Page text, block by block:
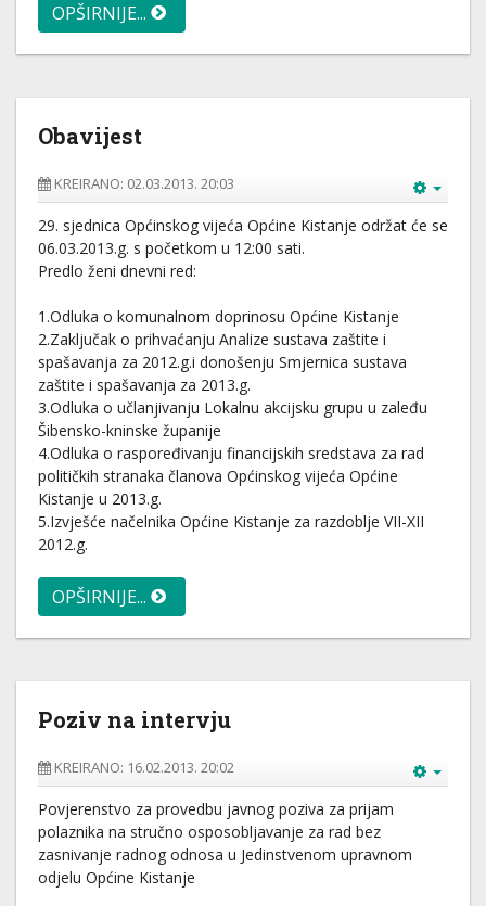
OPŠIRNIJE...
Obavijest
KREIRANO: 02.03.2013. 20:03
29. sjednica Općinskog vijeća Općine Kistanje održat će se
06.03.2013.g. s početkom u 12:00 sati.
Predlo ženi dnevni red:
1.Odluka o komunalnom doprinosu Općine Kistanje
2.Zaključak o prihvaćanju Analize sustava zaštite i
spašavanja za 2012.g.i donošenju Smjernica sustava
zaštite i spašavanja za 2013.g.
3.Odluka o učlanjivanju Lokalnu akcijsku grupu u zaleđu
Šibensko-kninske županije
4.Odluka o raspoređivanju financijskih sredstava za rad
političkih stranaka članova Općinskog vijeća Općine
Kistanje u 2013.g.
5.Izvješće načelnika Općine Kistanje za razdoblje VII-XII
2012.g.
OPŠIRNIJE...
Poziv na intervju
KREIRANO: 16.02.2013. 20:02
Povjerenstvo za provedbu javnog poziva za prijam
polaznika na stručno osposobljavanje za rad bez
zasnivanje radnog odnosa u Jedinstvenom upravnom
odjelu Općine Kistanje